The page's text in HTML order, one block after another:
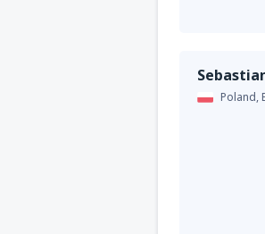
Poland,